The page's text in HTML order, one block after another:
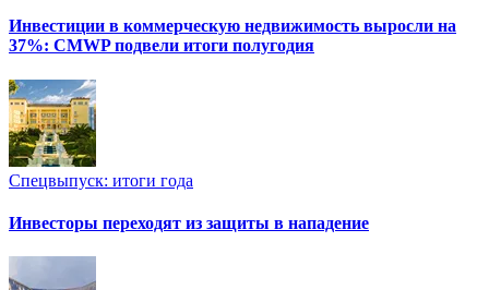
Инвестиции в коммерческую недвижимость выросли на
37%: CMWP подвели итоги полугодия
Спецвыпуск: итоги года
Инвесторы переходят из защиты в нападение